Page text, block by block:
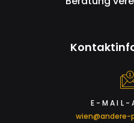
E-MAIL-
wien@andere-